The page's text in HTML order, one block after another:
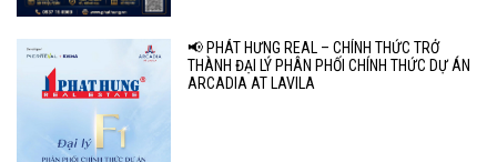
📢 PHÁT HƯNG REAL – CHÍNH THỨC TRỞ
THÀNH ĐẠI LÝ PHÂN PHỐI CHÍNH THỨC DỰ ÁN
ARCADIA AT LAVILA